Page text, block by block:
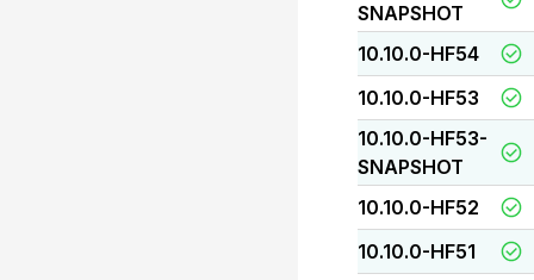
SNAPSHOT
10.10.0-HF54
10.10.0-HF53
10.10.0-HF53-
SNAPSHOT
10.10.0-HF52
10.10.0-HF51